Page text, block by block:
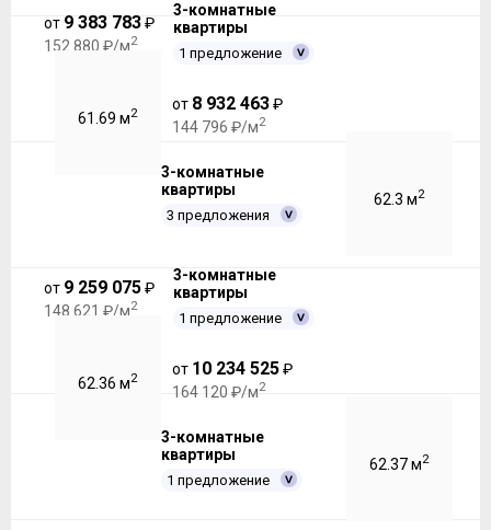
от 9 383 783₽
152 880 ₽/м2
3-комнатные
квартиры
1 предложение
61.69 м2
от 8 932 463₽
144 796 ₽/м2
3-комнатные
квартиры
3 предложения
62.3 м2
от 9 259 075₽
148 621 ₽/м2
3-комнатные
квартиры
1 предложение
62.36 м2
от 10 234 525₽
164 120 ₽/м2
3-комнатные
квартиры
1 предложение
62.37 м2